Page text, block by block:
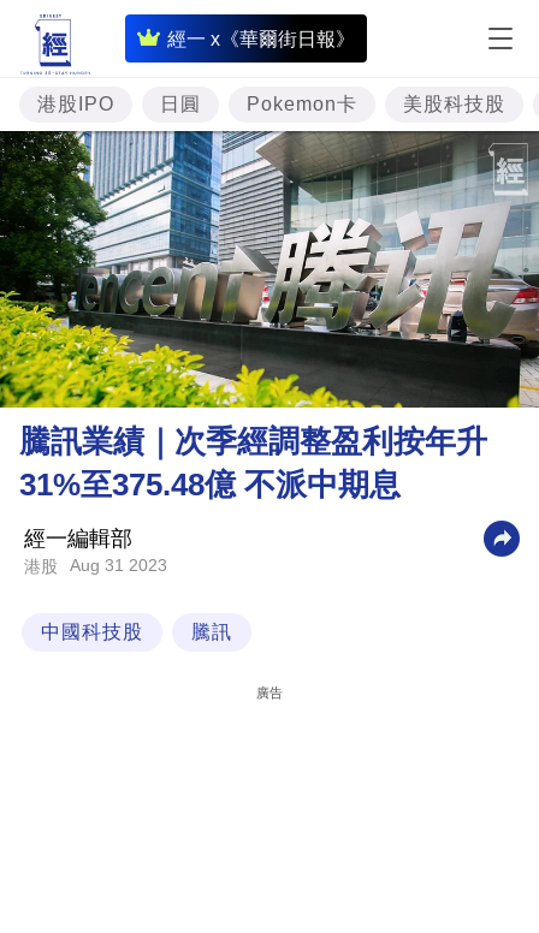
經一 x《華爾街日報》
即
時
財
經
專
題
投
資
樓
市
理
商
科
港股IPO 日圓 Pokemon卡 美股科技股
騰訊業績｜次季經調整盈利按年升
31%至375.48億 不派中期息
經一編輯部
港股 Aug 31 2023
中國科技股 騰訊
廣告